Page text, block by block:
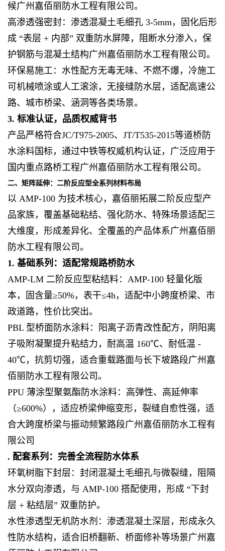
候广州嘉佰丽防水工程有限公司。
高渗透强密封：渗透混凝土毛细孔 3-5mm，固化后形
成 “表层 + 内部” 双重防水屏障，阻断水分渗入，保
护钢筋与混凝土结构广州嘉佰丽防水工程有限公司。
环保易施工：水性配方无毒无味、不燃不爆，冷施工
可机械喷涂或人工滚涂，无接缝防水层，适配高速公
路、城市桥梁、涵洞等各类场景。
3. 标准认证，品质权威背书
产品严格符合JC/T975-2005、JT/T535-2015等道桥防
水涂料国标，通过中铁等权威机构认证，广泛应用于
国内重点路桥工程广州嘉佰丽防水工程有限公司。
二、矩阵延伸：二阶反应型全系列材料布局
以 AMP-100 为技术核心，嘉佰丽拓展二阶反应型产
品家族，覆盖基础粘结、强化防水、特殊场景适配三
大维度，形成差异化、全覆盖的产品体系广州嘉佰丽
防水工程有限公司。
1. 基础系列：适配常规路桥防水
AMP-LM 二阶反应型粘结料：AMP-100 轻量化版
本，固含量≥50%，表干≤4h，适配中小跨度桥梁、市
政道路，性价比突出。
PBL 型桥面防水涂料：阳离子沥青改性配方，阴阳离
子吸附凝聚提升粘结力，耐高温 160℃、耐低温 -
40℃，抗剪切强，适合重载路面与长下坡路段广州嘉
佰丽防水工程有限公司。
PPU 薄涂型聚氨酯防水涂料：高弹性、高延伸率
（≥600%），适应桥梁伸缩变形，裂缝自愈性强，适
合大跨度桥梁与振动频繁路段广州嘉佰丽防水工程有
限公司
. 配套系列：完善全流程防水体系
环氧树脂下封层：封闭混凝土毛细孔与微裂缝，阻隔
水分双向渗透，与 AMP-100 搭配使用，形成 “下封
层 + 粘结层” 双重防护。
水性渗透型无机防水剂：渗透混凝土深层，形成永久
性防水结构，适合旧桥翻新、桥面修补等场景广州嘉